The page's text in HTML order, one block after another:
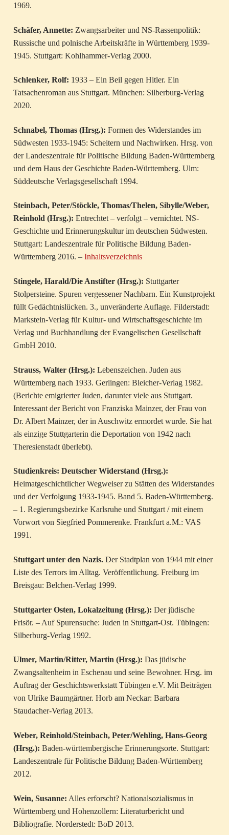
1969.
Schäfer, Annette: Zwangsarbeiter und NS-Rassenpolitik:
Russische und polnische Arbeitskräfte in Württemberg 1939-
1945. Stuttgart: Kohlhammer-Verlag 2000.
Schlenker, Rolf: 1933 – Ein Beil gegen Hitler. Ein
Tatsachenroman aus Stuttgart. München: Silberburg-Verlag
2020.
Schnabel, Thomas (Hrsg.): Formen des Widerstandes im
Südwesten 1933-1945: Scheitern und Nachwirken. Hrsg. von
der Landeszentrale für Politische Bildung Baden-Württemberg
und dem Haus der Geschichte Baden-Württemberg. Ulm:
Süddeutsche Verlagsgesellschaft 1994.
Steinbach, Peter/Stöckle, Thomas/Thelen, Sibylle/Weber,
Reinhold (Hrsg.): Entrechtet – verfolgt – vernichtet. NS-
Geschichte und Erinnerungskultur im deutschen Südwesten.
Stuttgart: Landeszentrale für Politische Bildung Baden-
Württemberg 2016. – Inhaltsverzeichnis
Stingele, Harald/Die Anstifter (Hrsg.): Stuttgarter
Stolpersteine. Spuren vergessener Nachbarn. Ein Kunstprojekt
füllt Gedächtnislücken. 3., unveränderte Auflage. Filderstadt:
Markstein-Verlag für Kultur- und Wirtschaftsgeschichte im
Verlag und Buchhandlung der Evangelischen Gesellschaft
GmbH 2010.
Strauss, Walter (Hrsg.): Lebenszeichen. Juden aus
Württemberg nach 1933. Gerlingen: Bleicher-Verlag 1982.
(Berichte emigrierter Juden, darunter viele aus Stuttgart.
Interessant der Bericht von Franziska Mainzer, der Frau von
Dr. Albert Mainzer, der in Auschwitz ermordet wurde. Sie hat
als einzige Stuttgarterin die Deportation von 1942 nach
Theresienstadt überlebt).
Studienkreis: Deutscher Widerstand (Hrsg.):
Heimatgeschichtlicher Wegweiser zu Stätten des Widerstandes
und der Verfolgung 1933-1945. Band 5. Baden-Württemberg.
– 1. Regierungsbezirke Karlsruhe und Stuttgart / mit einem
Vorwort von Siegfried Pommerenke. Frankfurt a.M.: VAS
1991.
Stuttgart unter den Nazis. Der Stadtplan von 1944 mit einer
Liste des Terrors im Alltag. Veröffentlichung. Freiburg im
Breisgau: Belchen-Verlag 1999.
Stuttgarter Osten, Lokalzeitung (Hrsg.): Der jüdische
Frisör. – Auf Spurensuche: Juden in Stuttgart-Ost. Tübingen:
Silberburg-Verlag 1992.
Ulmer, Martin/Ritter, Martin (Hrsg.): Das jüdische
Zwangsaltenheim in Eschenau und seine Bewohner. Hrsg. im
Auftrag der Geschichtswerkstatt Tübingen e.V. Mit Beiträgen
von Ulrike Baumgärtner. Horb am Neckar: Barbara
Staudacher-Verlag 2013.
Weber, Reinhold/Steinbach, Peter/Wehling, Hans-Georg
(Hrsg.): Baden-württembergische Erinnerungsorte. Stuttgart:
Landeszentrale für Politische Bildung Baden-Württemberg
2012.
Wein, Susanne: Alles erforscht? Nationalsozialismus in
Württemberg und Hohenzollern: Literaturbericht und
Bibliografie. Norderstedt: BoD 2013.